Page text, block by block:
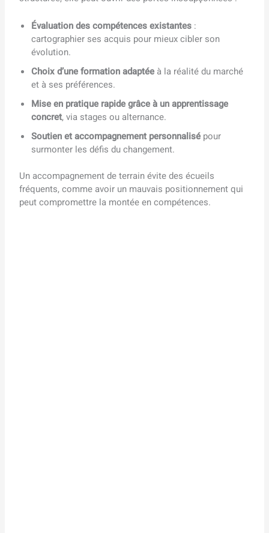
Évaluation des compétences existantes :
cartographier ses acquis pour mieux cibler son
évolution.
Choix d’une formation adaptée à la réalité du marché
et à ses préférences.
Mise en pratique rapide grâce à un apprentissage
concret, via stages ou alternance.
Soutien et accompagnement personnalisé pour
surmonter les défis du changement.
Un accompagnement de terrain évite des écueils
fréquents, comme avoir un mauvais positionnement qui
peut compromettre la montée en compétences.